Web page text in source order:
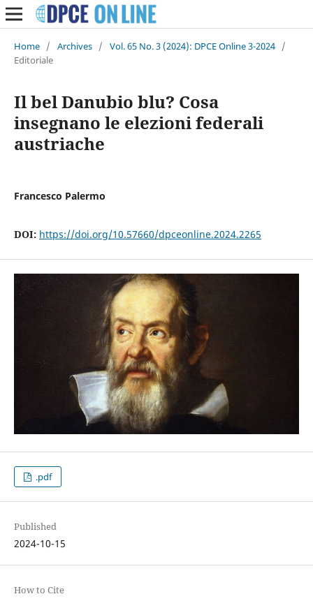
Home / Archives / Vol. 65 No. 3 (2024): DPCE Online 3-2024 /
Editoriale
Il bel Danubio blu? Cosa
insegnano le elezioni federali
austriache
Francesco Palermo
DOI: https://doi.org/10.57660/dpceonline.2024.2265
.pdf
Published
2024-10-15
How to Cite